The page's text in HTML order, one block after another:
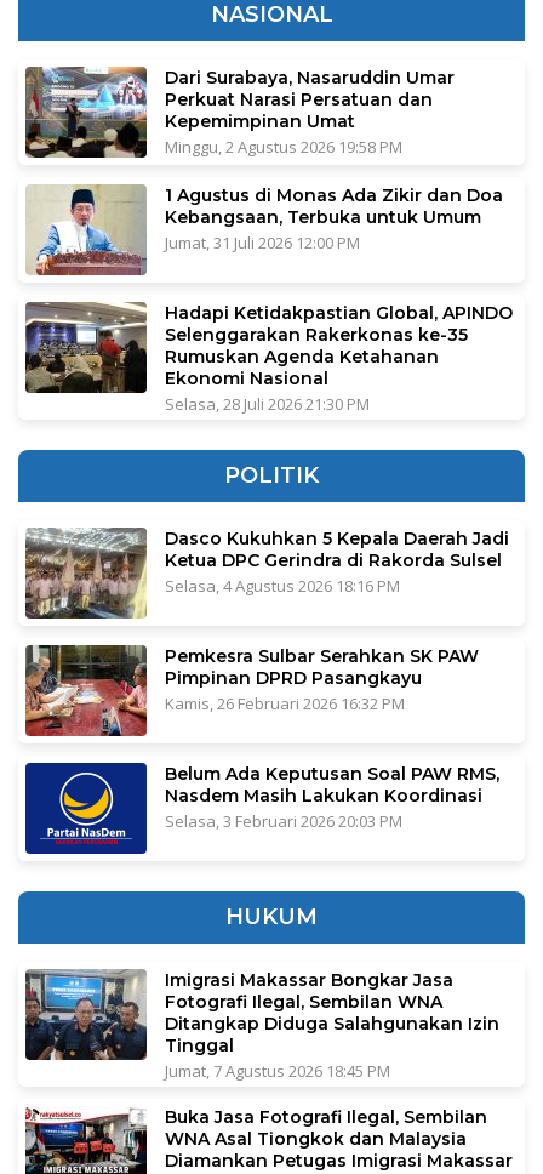
NASIONAL
Dari Surabaya, Nasaruddin Umar
Perkuat Narasi Persatuan dan
Kepemimpinan Umat
Minggu, 2 Agustus 2026 19:58 PM
1 Agustus di Monas Ada Zikir dan Doa
Kebangsaan, Terbuka untuk Umum
Jumat, 31 Juli 2026 12:00 PM
Hadapi Ketidakpastian Global, APINDO
Selenggarakan Rakerkonas ke-35
Rumuskan Agenda Ketahanan
Ekonomi Nasional
Selasa, 28 Juli 2026 21:30 PM
POLITIK
Dasco Kukuhkan 5 Kepala Daerah Jadi
Ketua DPC Gerindra di Rakorda Sulsel
Selasa, 4 Agustus 2026 18:16 PM
Pemkesra Sulbar Serahkan SK PAW
Pimpinan DPRD Pasangkayu
Kamis, 26 Februari 2026 16:32 PM
Belum Ada Keputusan Soal PAW RMS,
Nasdem Masih Lakukan Koordinasi
Selasa, 3 Februari 2026 20:03 PM
HUKUM
Imigrasi Makassar Bongkar Jasa
Fotografi Ilegal, Sembilan WNA
Ditangkap Diduga Salahgunakan Izin
Tinggal
Jumat, 7 Agustus 2026 18:45 PM
Buka Jasa Fotografi Ilegal, Sembilan
WNA Asal Tiongkok dan Malaysia
Diamankan Petugas Imigrasi Makassar